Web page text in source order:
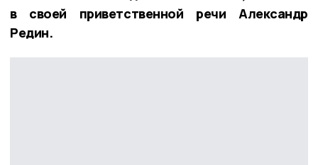
в своей приветственной речи Александр
Редин.